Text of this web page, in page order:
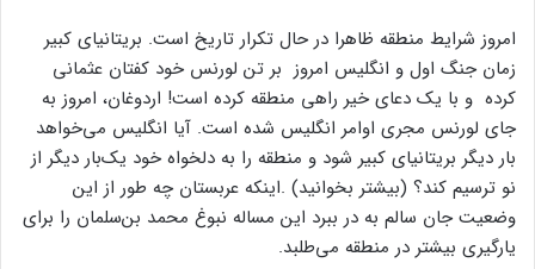
امروز شرایط منطقه ظاهرا در حال تکرار تاریخ است. بریتانیای کبیر
زمان جنگ اول و انگلیس امروز بر تن لورنس خود کفتان عثمانی
کرده و با یک دعای خیر راهی منطقه کرده است! اردوغان، امروز به
جای لورنس مجری اوامر انگلیس شده است. آیا انگلیس می‌خواهد
بار دیگر بریتانیای کبیر شود و منطقه را به دلخواه خود یک‌بار دیگر از
نو ترسیم کند؟ (بیشتر بخوانید) .اینکه عربستان چه طور از این
وضعیت جان سالم به در ببرد این مساله نبوغ محمد بن‌سلمان را برای
یارگیری بیشتر در منطقه می‌طلبد.